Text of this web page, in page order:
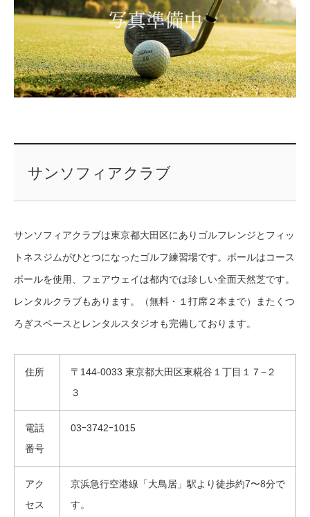
サンソフィアクラブ
サンソフィアクラブは東京都大田区にありゴルフレンジとフィッ
トネスジムがひとつになったゴルフ練習場です。ボールはコース
ボールを使用、フェアウェイは都内では珍しい全面天然芝です。
レンタルクラブもあります。（無料・１打席２本まで）またくつ
ろぎスペースとレンタルスタジオも完備しております。
住所
〒144-0033 東京都大田区東糀谷１丁目１７−２
３
電話
番号
03ｰ3742ｰ1015
アク
セス
京浜急行空港線「大鳥居」駅より徒歩約7〜8分で
す。